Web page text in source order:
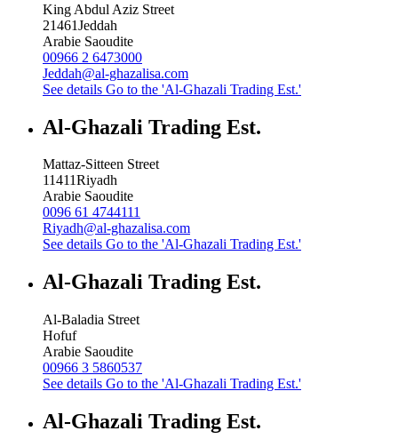
King Abdul Aziz Street
21461Jeddah
Arabie Saoudite
00966 2 6473000
Jeddah@al-ghazalisa.com
See details Go to the 'Al-Ghazali Trading Est.'
Al-Ghazali Trading Est.
Mattaz-Sitteen Street
11411Riyadh
Arabie Saoudite
0096 61 4744111
Riyadh@al-ghazalisa.com
See details Go to the 'Al-Ghazali Trading Est.'
Al-Ghazali Trading Est.
Al-Baladia Street
Hofuf
Arabie Saoudite
00966 3 5860537
See details Go to the 'Al-Ghazali Trading Est.'
Al-Ghazali Trading Est.